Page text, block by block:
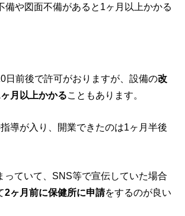
備や図面不備があると1ヶ月以上かかる
日前後で許可がおりますが、設備の改
月以上かかることもあります。
導が入り、開業できたのは1ヶ月半後
っていて、SNS等で宣伝していた場合
2ヶ月前に保健所に申請をするのが良い